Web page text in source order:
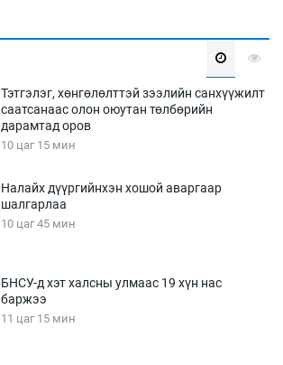
Тэтгэлэг, хөнгөлөлттэй зээлийн санхүүжилт
саатсанаас олон оюутан төлбөрийн
дарамтад оров
10 цаг 15 мин
Налайх дүүргийнхэн хошой аваргаар
шалгарлаа
10 цаг 45 мин
БНСУ-д хэт халсны улмаас 19 хүн нас
баржээ
11 цаг 15 мин